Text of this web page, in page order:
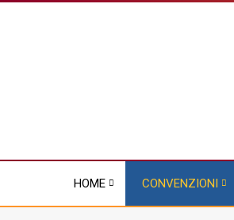
HOME CONVENZIONI